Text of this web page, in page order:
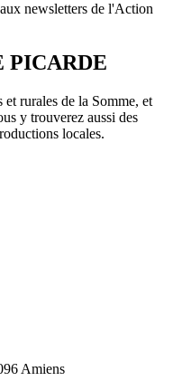
newsletters de l'Action
PICARDE
et rurales de la Somme, et
y trouverez aussi des
locales.
Amiens